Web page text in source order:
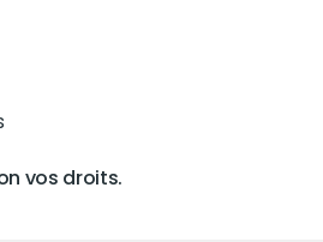
vos droits.